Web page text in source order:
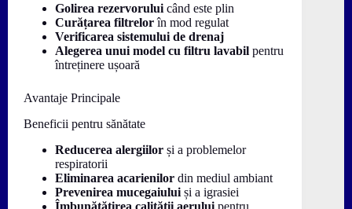
Golirea rezervorului când este plin
Curățarea filtrelorîn mod regulat
Verificarea sistemului de drenaj
Alegerea unui model cu filtru lavabil pentru
întreținere ușoară
Avantaje Principale
Beneficii pentru sănătate
Reducerea alergiilor și a problemelor
respiratorii
Eliminarea acarienilor din mediul ambiant
Prevenirea mucegaiului și a igrasiei
Îmbunătățirea calității aerului pentru